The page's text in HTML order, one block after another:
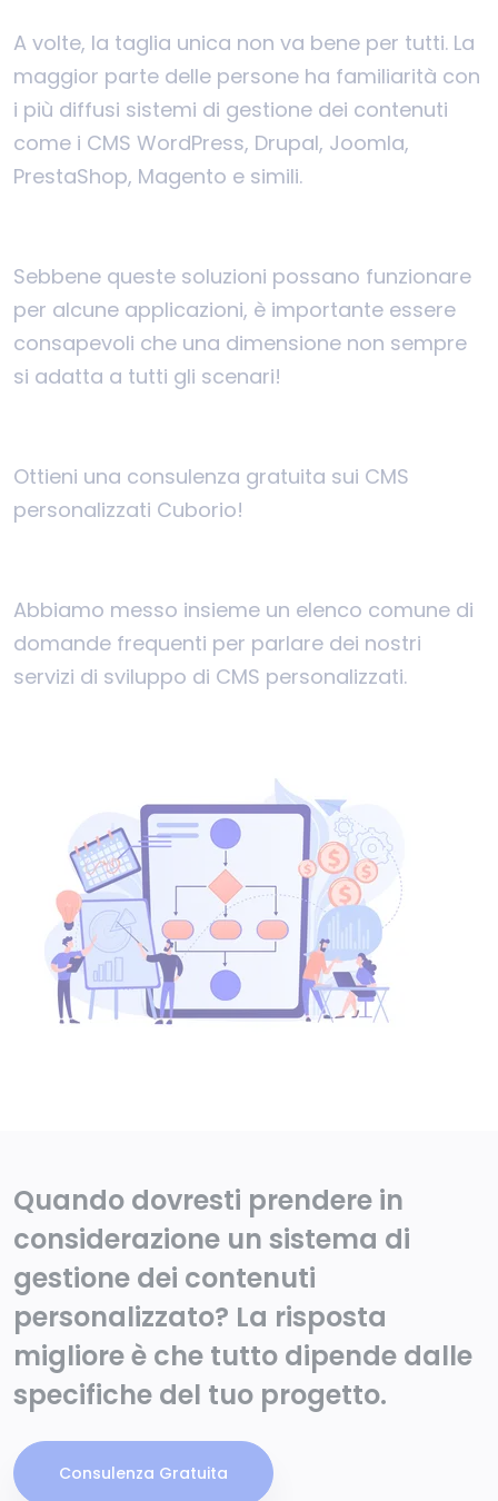
A volte, la taglia unica non va bene per tutti. La
maggior parte delle persone ha familiarità con
i più diffusi sistemi di gestione dei contenuti
come i CMS WordPress, Drupal, Joomla,
PrestaShop, Magento e simili.
Sebbene queste soluzioni possano funzionare
per alcune applicazioni, è importante essere
consapevoli che una dimensione non sempre
si adatta a tutti gli scenari!
Ottieni una consulenza gratuita sui CMS
personalizzati Cuborio!
Abbiamo messo insieme un elenco comune di
domande frequenti per parlare dei nostri
servizi di sviluppo di CMS personalizzati.
Quando dovresti prendere in
considerazione un sistema di
gestione dei contenuti
personalizzato? La risposta
migliore è che tutto dipende dalle
specifiche del tuo progetto.
Consulenza Gratuita